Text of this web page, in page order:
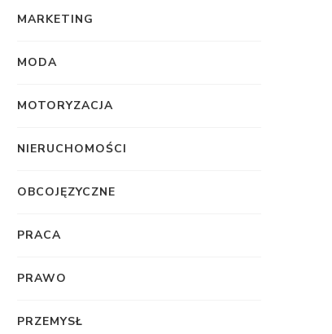
MARKETING
MODA
MOTORYZACJA
NIERUCHOMOŚCI
OBCOJĘZYCZNE
PRACA
PRAWO
PRZEMYSŁ